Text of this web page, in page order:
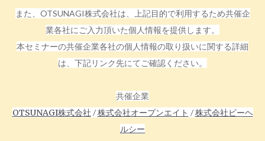
また、OTSUNAGI株式会社は、上記目的で利用するため共催企
業各社にご入力頂いた個人情報を提供します。
本セミナーの共催企業各社の個人情報の取り扱いに関する詳細
は、下記リンク先にてご確認ください。
共催企業
OTSUNAGI株式会社 /株式会社オープンエイト /株式会社ビーヘ
ルシー